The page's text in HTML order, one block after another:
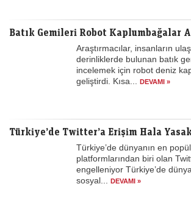
Batık Gemileri Robot Kaplumbağalar
Araştırmacılar, insanların
derinliklerde bulunan batık
incelemek için robot deniz
geliştirdi. Kısa... DEVAMI »
Türkiye’de Twitter’a Erişim Hala
Türkiye’de dünyanın en
platformlarından biri olan
engelleniyor Türkiye’de
sosyal... DEVAMI »